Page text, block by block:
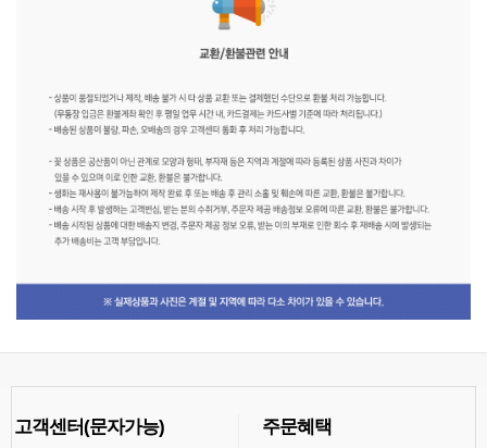
고객센터(문자가능) 주문혜택